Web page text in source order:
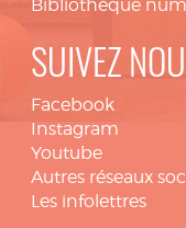
Bibliothèque
SUIVEZ
Facebook
Instagram
Youtube
Autres réseaux
Les infolettres